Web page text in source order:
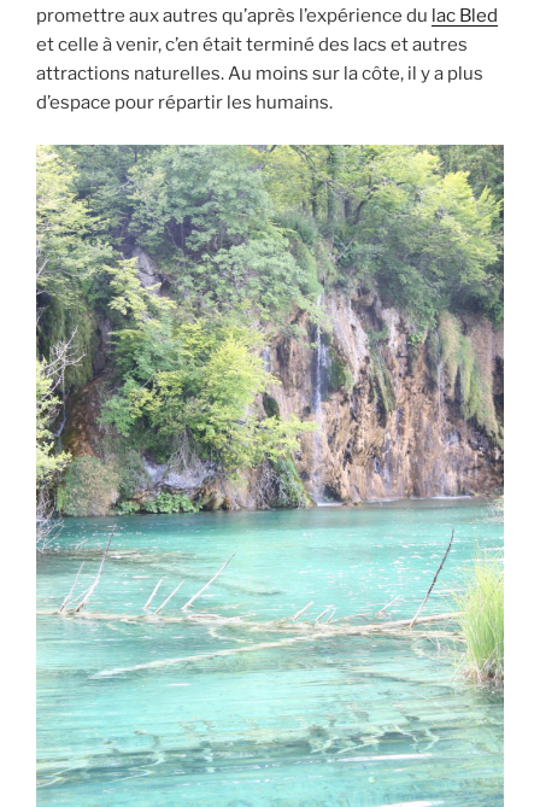
promettre aux autres qu’après l’expérience du lac Bled
et celle à venir, c’en était terminé des lacs et autres
attractions naturelles. Au moins sur la côte, il y a plus
d’espace pour répartir les humains.